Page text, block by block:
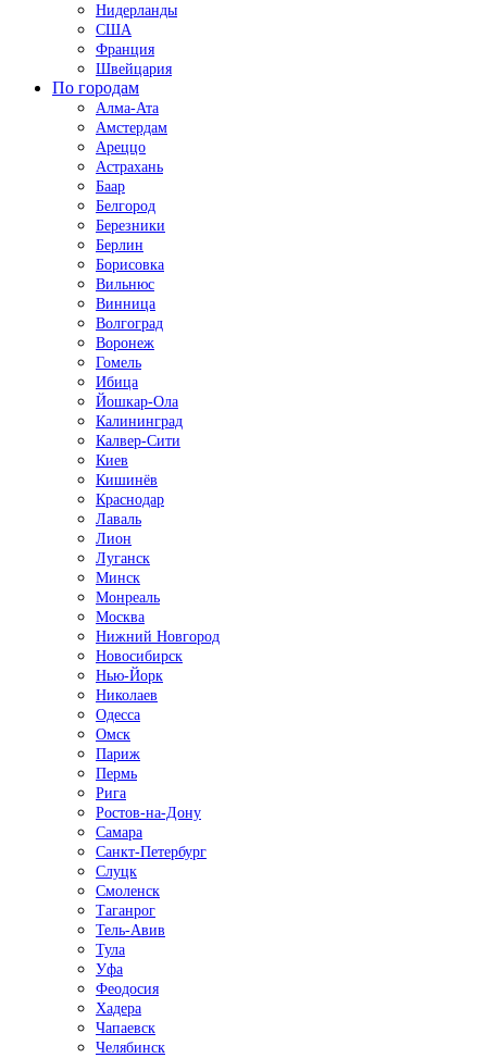
Нидерланды
США
Франция
Швейцария
По городам
Алма-Ата
Амстердам
Ареццо
Астрахань
Баар
Белгород
Березники
Берлин
Борисовка
Вильнюс
Винница
Волгоград
Воронеж
Гомель
Ибица
Йошкар-Ола
Калининград
Калвер-Сити
Киев
Кишинёв
Краснодар
Лаваль
Лион
Луганск
Минск
Монреаль
Москва
Нижний Новгород
Новосибирск
Нью-Йорк
Николаев
Одесса
Омск
Париж
Пермь
Рига
Ростов-на-Дону
Самара
Санкт-Петербург
Слуцк
Смоленск
Таганрог
Тель-Авив
Тула
Уфа
Феодосия
Хадера
Чапаевск
Челябинск